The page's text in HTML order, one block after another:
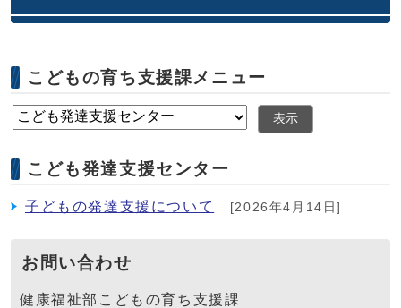
こどもの育ち支援課メニュー
表示
こども発達支援センター
子どもの発達支援について [2026年4月14日]
お問い合わせ
健康福祉部こどもの育ち支援課